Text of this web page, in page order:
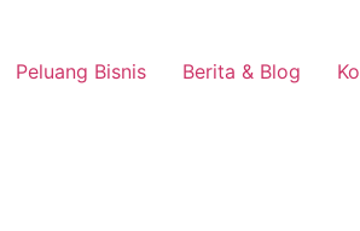
Peluang Bisnis Berita & Blog